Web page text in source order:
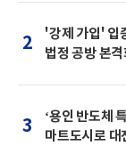
2
'강제 가입' 입
법정 공방 본
3
‘용인 반도체
마트도시로 대